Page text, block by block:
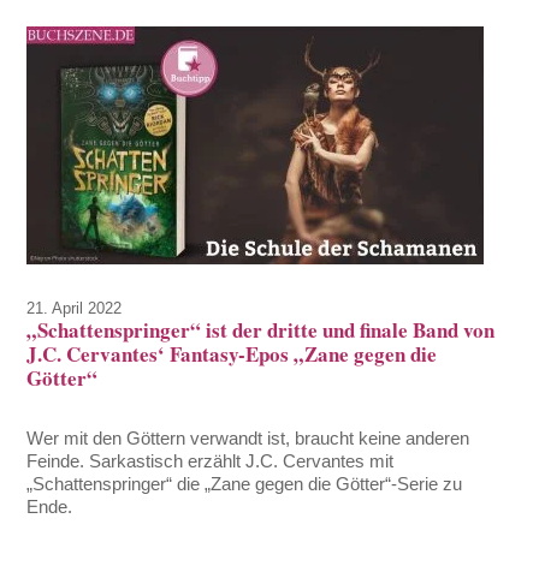
21. April 2022
„Schattenspringer“ ist der dritte und finale Band von
J.C. Cervantes‘ Fantasy-Epos „Zane gegen die
Götter“
Wer mit den Göttern verwandt ist, braucht keine anderen
Feinde. Sarkastisch erzählt J.C. Cervantes mit
„Schattenspringer“ die „Zane gegen die Götter“-Serie zu
Ende.